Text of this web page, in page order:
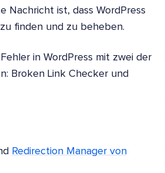
Nachricht ist, dass WordPress
finden und zu beheben.
in WordPress mit zwei der
Broken Link Checker und
Redirection Manager von